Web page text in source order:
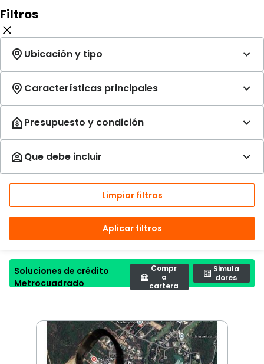
Filtros
Limpiar filtros
Aplicar filtros
Soluciones de crédito
Metrocuadrado
Compr
a
cartera
Simula
dores